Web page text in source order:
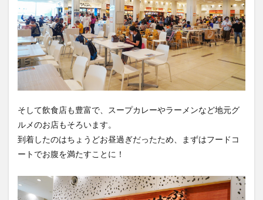
そして飲食店も豊富で、スープカレーやラーメンなど地元グ
ルメのお店もそろいます。
到着したのはちょうどお昼過ぎだったため、まずはフードコ
ートでお腹を満たすことに！